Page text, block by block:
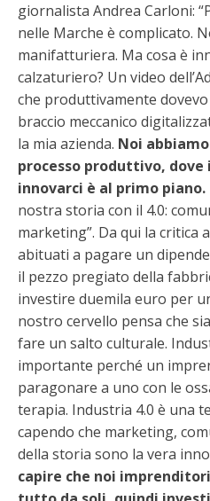
giornalista Andrea Carloni:
nelle Marche è complicato.
manifatturiera. Ma cosa è
calzaturiero? Un video
che produttivamente
braccio meccanico
la mia azienda. Noi
processo produttivo, dove
innovarci è al primo piano.
nostra storia con il 4.0:
marketing”. Da qui la critica
abituati a pagare un
il pezzo pregiato della
investire duemila euro per
nostro cervello pensa che
fare un salto culturale.
importante perché un
paragonare a uno con le
terapia. Industria 4.0 è una
capendo che marketing,
della storia sono la vera
capire che noi